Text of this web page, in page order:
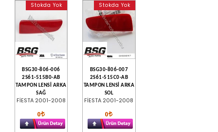
Stokda Yok
BSG30-806-006
2S61-515B0-AB
TAMPON LENSİ ARKA
SAĞ
FİESTA 2001-2008
0
Stokda Yok
BSG30-806-007
2S61-515C0-AB
TAMPON LENSİ ARKA
SOL
FİESTA 2001-2008
0